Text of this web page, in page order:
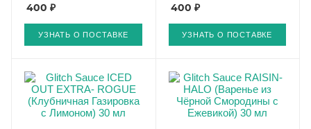
400 ₽
УЗНАТЬ О ПОСТАВКЕ
400 ₽
УЗНАТЬ О ПОСТАВКЕ